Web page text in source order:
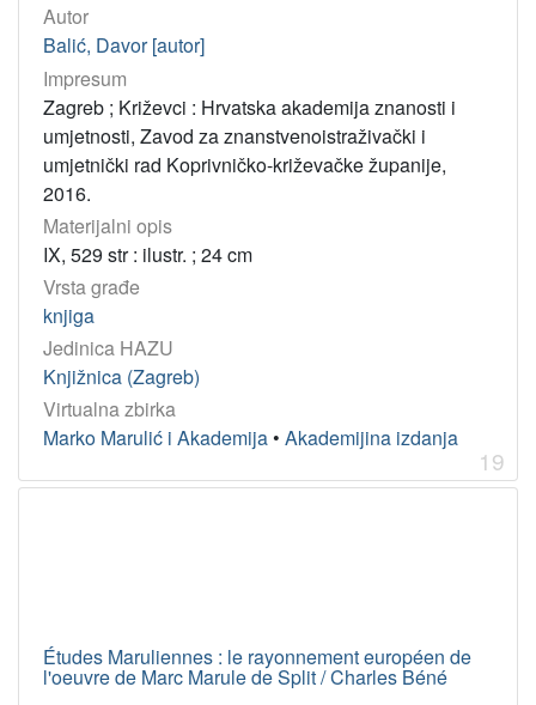
Autor
Balić, Davor [autor]
Impresum
Zagreb ; Križevci : Hrvatska akademija znanosti i
umjetnosti, Zavod za znanstvenoistraživački i
umjetnički rad Koprivničko-križevačke županije,
2016.
Materijalni opis
IX, 529 str : ilustr. ; 24 cm
Vrsta građe
knjiga
Jedinica HAZU
Knjižnica (Zagreb)
Virtualna zbirka
Marko Marulić i Akademija • Akademijina izdanja
19
Études Maruliennes : le rayonnement européen de
l'oeuvre de Marc Marule de Split / Charles Béné